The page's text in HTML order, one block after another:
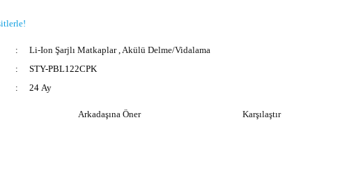
Li-Ion Şarjlı Matkaplar ,Akülü Delme/Vidalama
STY-PBL122CPK
24 Ay
Arkadaşına Öner Karşılaştır